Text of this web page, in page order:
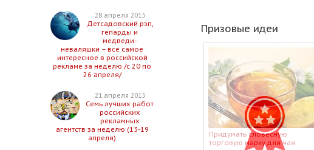
28 апреля 2015
Детсадовский рэп,
гепарды и
медведи-
неваляшки – все самое
интересное в российской
рекламе за неделю /с 20 по
26 апреля/
21 апреля 2015
Семь лучших работ
российских
рекламных
агентств за неделю (13-19
апреля)
Призовые идеи
Придумать словесную
торговую марку для чая